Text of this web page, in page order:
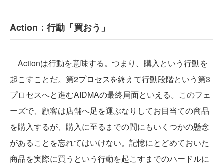
Action：行動「買おう」
Actionは行動を意味する。つまり、購入という行動を
起こすことだ。第2プロセスを終えて行動段階という第3
プロセスへと進むAIDMAの最終局面といえる。このフェ
ーズで、顧客は店舗へ足を運ぶなりしてお目当ての商品
を購入するが、購入に至るまでの間にもいくつかの懸念
があることを忘れてはいけない。記憶にとどめておいた
商品を実際に買うという行動を起こすまでのハードルに